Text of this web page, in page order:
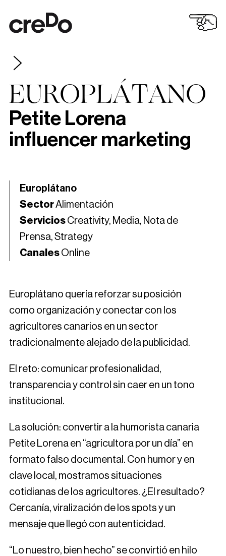
EUROPLÁTANO
Petite Lorena
influencer marketing
Europlátano
SectorAlimentación
ServiciosCreativity, Media, Nota de
Prensa, Strategy
CanalesOnline
Europlátano quería reforzar su posición
como organización y conectar con los
agricultores canarios en un sector
tradicionalmente alejado de la publicidad.
El reto: comunicar profesionalidad,
transparencia y control sin caer en un tono
institucional.
La solución: convertir a la humorista canaria
Petite Lorena en “agricultora por un día” en
formato falso documental. Con humor y en
clave local, mostramos situaciones
cotidianas de los agricultores. ¿El resultado?
Cercanía, viralización de los spots y un
mensaje que llegó con autenticidad.
“Lo nuestro, bien hecho” se convirtió en hilo